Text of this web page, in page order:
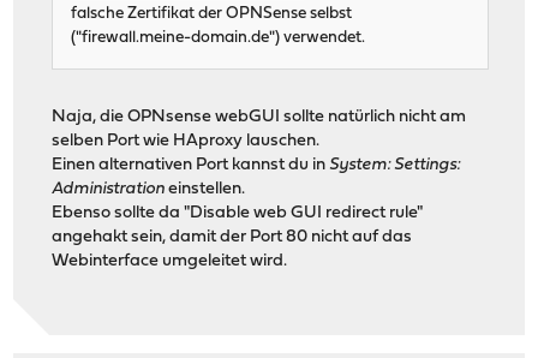
falsche Zertifikat der OPNSense selbst
("firewall.meine-domain.de") verwendet.
Naja, die OPNsense webGUI sollte natürlich nicht am
selben Port wie HAproxy lauschen.
Einen alternativen Port kannst du in System: Settings:
Administration einstellen.
Ebenso sollte da "Disable web GUI redirect rule"
angehakt sein, damit der Port 80 nicht auf das
Webinterface umgeleitet wird.